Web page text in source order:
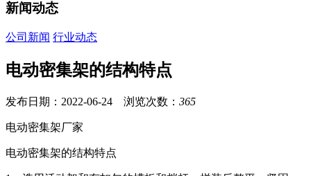
新闻动态
公司新闻 行业动态
电动密集架的结构特点
发布日期：2022-06-24 浏览次数： 365
电动密集架厂家
电动密集架的结构特点